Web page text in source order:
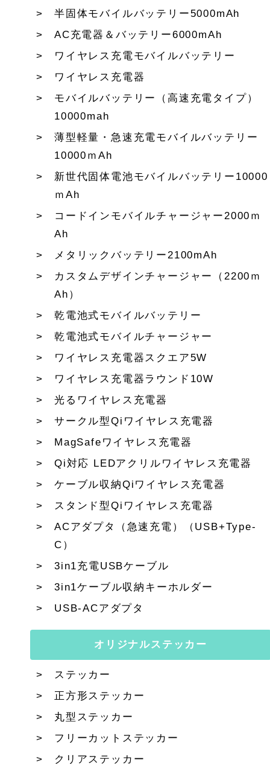
半固体モバイルバッテリー5000mAh
AC充電器＆バッテリー6000mAh
ワイヤレス充電モバイルバッテリー
ワイヤレス充電器
モバイルバッテリー（高速充電タイプ）
10000mah
薄型軽量・急速充電モバイルバッテリー
10000ｍAh
新世代固体電池モバイルバッテリー10000
ｍAh
コードインモバイルチャージャー2000ｍ
Ah
メタリックバッテリー2100mAh
カスタムデザインチャージャー（2200ｍ
Ah）
乾電池式モバイルバッテリー
乾電池式モバイルチャージャー
ワイヤレス充電器スクエア5W
ワイヤレス充電器ラウンド10W
光るワイヤレス充電器
サークル型Qiワイヤレス充電器
MagSafeワイヤレス充電器
Qi対応 LEDアクリルワイヤレス充電器
ケーブル収納Qiワイヤレス充電器
スタンド型Qiワイヤレス充電器
ACアダプタ（急速充電）（USB+Type-
C）
3in1充電USBケーブル
3in1ケーブル収納キーホルダー
USB-ACアダプタ
オリジナルステッカー
ステッカー
正方形ステッカー
丸型ステッカー
フリーカットステッカー
クリアステッカー